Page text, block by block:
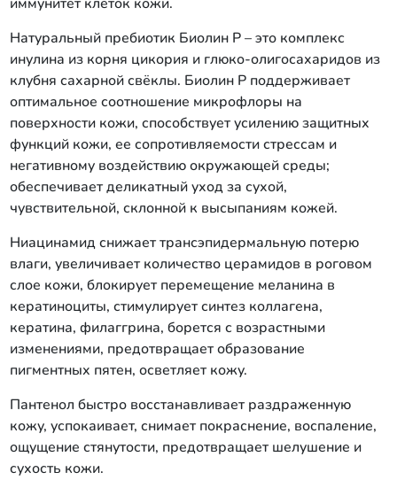
Натуральный пребиотик Биолин Р – это комплекс
инулина из корня цикория и глюко-олигосахаридов из
клубня сахарной свёклы. Биолин P поддерживает
оптимальное соотношение микрофлоры на
поверхности кожи, способствует усилению защитных
функций кожи, ее сопротивляемости стрессам и
негативному воздействию окружающей среды;
обеспечивает деликатный уход за сухой,
чувствительной, склонной к высыпаниям кожей.
Ниацинамид снижает трансэпидермальную потерю
влаги, увеличивает количество церамидов в роговом
слое кожи, блокирует перемещение меланина в
кератиноциты, стимулирует синтез коллагена,
кератина, филаггрина, борется с возрастными
изменениями, предотвращает образование
пигментных пятен, осветляет кожу.
Пантенол быстро восстанавливает раздраженную
кожу, успокаивает, снимает покраснение, воспаление,
ощущение стянутости, предотвращает шелушение и
сухость кожи.